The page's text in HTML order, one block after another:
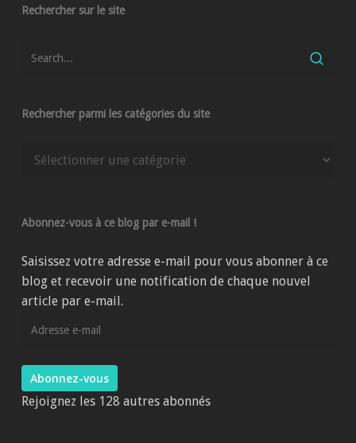
Rechercher sur le site
Rechercher parmi les catégories du site
Rechercher
du
Abonnez-vous à ce blog par e-mail !
Saisissez votre adresse e-mail pour vous abonner à ce
blog et recevoir une notification de chaque nouvel
article par e-mail.
Abonnez-vous
Rejoignez les 128 autres abonnés